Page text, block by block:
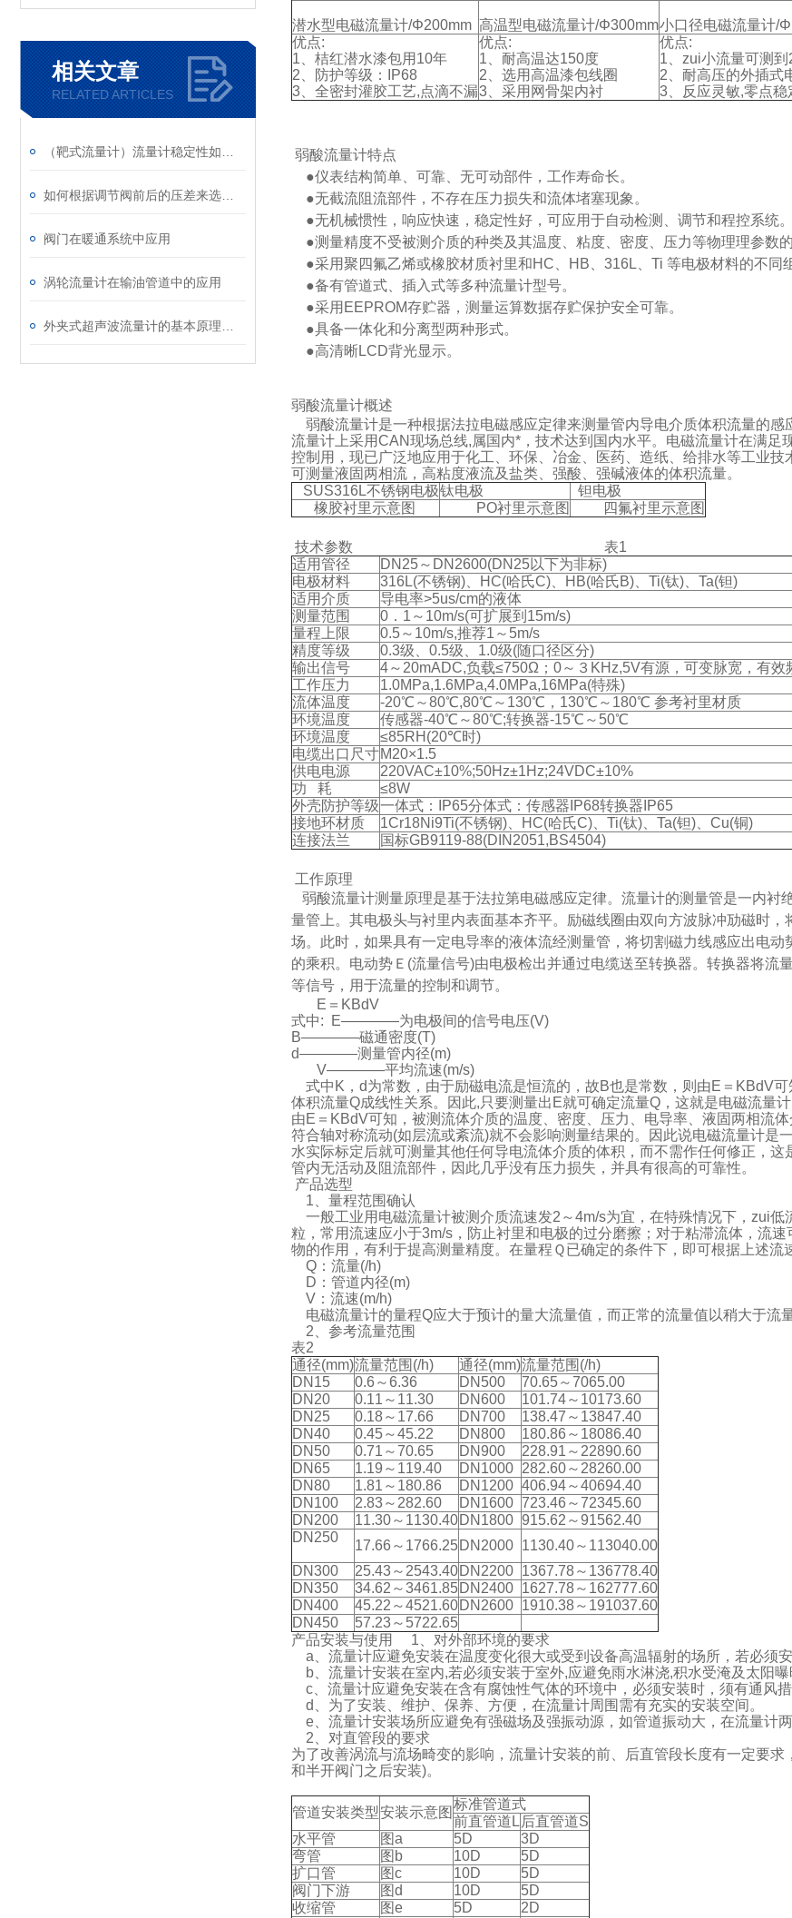
相关文章
RELATED ARTICLES
阀门在暖通系统中应用
涡轮流量计在输油管道中的应用
潜水型电磁流量计/Φ200mm 高温型电磁流量计/Φ300mm小口径电磁流量计/
优点:
1、桔红潜水漆包用10年
2、防护等级：IP68
3、全密封灌胶工艺,点滴不漏
优点:
1、耐高温达150度
2、选用高温漆包线圈
3、采用网骨架内衬
优点:
1、zui小流量可测
2、耐高压的外插式
3、反应灵敏,零点稳
弱酸流量计特点
●仪表结构简单、可靠、无可动部件，工作寿命长。
●无截流阻流部件，不存在压力损失和流体堵塞现象。
●无机械惯性，响应快速，稳定性好，可应用于自动检测、调节和程控系统。
●测量精度不受被测介质的种类及其温度、粘度、密度、压力等物理理参数的
●采用聚四氟乙烯或橡胶材质衬里和HC、HB、316L、Ti 等电极材料的不同
●备有管道式、插入式等多种流量计型号。
●采用EEPROM存贮器，测量运算数据存贮保护安全可靠。
●具备一体化和分离型两种形式。
●高清晰LCD背光显示。
弱酸流量计概述
弱酸流量计是一种根据法拉电磁感应定律来测量管内导电介质体积流量的
流量计上采用CAN现场总线,属国内*，技术达到国内水平。电磁流量计在满
控制用，现已广泛地应用于化工、环保、冶金、医药、造纸、给排水等工业
可测量液固两相流，高粘度液流及盐类、强酸、强碱液体的体积流量。
SUS316L不锈钢电极钛电极
钽电极
橡胶衬里示意图
PO衬里示意图 四氟衬里示意图
技术参数
表1
适用管径
DN25～DN2600(DN25以下为非标)
电极材料
316L(不锈钢)、HC(哈氏C)、HB(哈氏B)、Ti(钛)、Ta(钽)
适用介质
导电率>5us/cm的液体
测量范围
0．1～10m/s(可扩展到15m/s)
量程上限
0.5～10m/s,推荐1～5m/s
精度等级
0.3级、0.5级、1.0级(随口径区分)
输出信号
4～20mADC,负载≤750Ω；0～３KHz,5V有源，可变脉宽，有效
工作压力
1.0MPa,1.6MPa,4.0MPa,16MPa(特殊)
流体温度
-20℃～80℃,80℃～130℃，130℃～180℃ 参考衬里材质
环境温度
传感器-40℃～80℃;转换器-15℃～50℃
环境温度
≤85RH(20℃时)
电缆出口尺寸M20×1.5
供电电源
220VAC±10%;50Hz±1Hz;24VDC±10%
功 耗
≤8W
外壳防护等级一体式：IP65分体式：传感器IP68转换器IP65
接地环材质
1Cr18Ni9Ti(不锈钢)、HC(哈氏C)、Ti(钛)、Ta(钽)、Cu(铜)
连接法兰
国标GB9119-88(DIN2051,BS4504)
工作原理
弱酸流量计测量原理是基于法拉第电磁感应定律。流量计的测量管是一内
量管上。其电极头与衬里内表面基本齐平。励磁线圈由双向方波脉冲劢磁时
场。此时，如果具有一定电导率的液体流经测量管，将切割磁力线感应出电
的乘积。电动势Ｅ(流量信号)由电极检出并通过电缆送至转换器。转换器将
等信号，用于流量的控制和调节。
E＝KBdV
式中: E――――为电极间的信号电压(V)
B――――磁通密度(T)
d――――测量管内径(m)
V――――平均流速(m/s)
式中K，d为常数，由于励磁电流是恒流的，故B也是常数，则由E＝KBdV
体积流量Q成线性关系。因此,只要测量出E就可确定流量Q，这就是电磁流量计
由E＝KBdV可知，被测流体介质的温度、密度、压力、电导率、液固两相流
符合轴对称流动(如层流或紊流)就不会影响测量结果的。因此说电磁流量计是
水实际标定后就可测量其他任何导电流体介质的体积，而不需作任何修正，
管内无活动及阻流部件，因此几乎没有压力损失，并具有很高的可靠性。
产品选型
1、量程范围确认
一般工业用电磁流量计被测介质流速发2～4m/s为宜，在特殊情况下，zui
粒，常用流速应小于3m/s，防止衬里和电极的过分磨擦；对于粘滞流体，流
物的作用，有利于提高测量精度。在量程Ｑ已确定的条件下，即可根据上述流
Q：流量(/h)
D：管道内径(m)
V：流速(m/h)
电磁流量计的量程Q应大于预计的量大流量值，而正常的流量值以稍大于流
2、参考流量范围
表2
通径(mm)流量范围(/h) 通径(mm)流量范围(/h)
DN15
0.6～6.36 DN500
70.65～7065.00
DN20
0.11～11.30 DN600
101.74～10173.60
DN25
0.18～17.66 DN700
138.47～13847.40
DN40
0.45～45.22 DN800
180.86～18086.40
DN50
0.71～70.65 DN900
228.91～22890.60
DN65
1.19～119.40 DN1000 282.60～28260.00
DN80
1.81～180.86 DN1200 406.94～40694.40
DN100
2.83～282.60 DN1600 723.46～72345.60
DN200
11.30～1130.40DN1800 915.62～91562.40
DN250
17.66～1766.25DN2000 1130.40～113040.00
DN300
25.43～2543.40DN2200 1367.78～136778.40
DN350
34.62～3461.85DN2400 1627.78～162777.60
DN400
45.22～4521.60DN2600 1910.38～191037.60
DN450
57.23～5722.65
产品安装与使用 1、对外部环境的要求
a、流量计应避免安装在温度变化很大或受到设备高温辐射的场所，若必须
b、流量计安装在室内,若必须安装于室外,应避免雨水淋浇,积水受淹及太阳曝
c、流量计应避免安装在含有腐蚀性气体的环境中，必须安装时，须有通风措
d、为了安装、维护、保养、方便，在流量计周围需有充实的安装空间。
e、流量计安装场所应避免有强磁场及强振动源，如管道振动大，在流量计两
2、对直管段的要求
为了改善涡流与流场畸变的影响，流量计安装的前、后直管段长度有一定要
和半开阀门之后安装)。
管道安装类型安装示意图
标准管道式
前直管道L 后直管道S
水平管
图a 5D
3D
弯管
图b 10D
5D
扩口管
图c 10D
5D
阀门下游
图d 10D
5D
收缩管
图e 5D
2D